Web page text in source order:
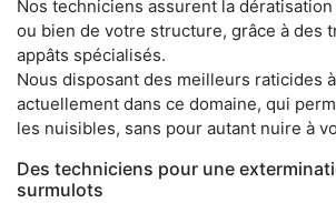
Nos techniciens assurent la
ou bien de votre structure, grâce à des
appâts spécialisés.
Nous disposant des meilleurs raticides
actuellement dans ce domaine, qui
les nuisibles, sans pour autant nuire à
Des techniciens pour une
surmulots